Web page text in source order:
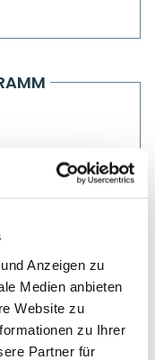
Anzeigen zu
Medien anbieten
Website zu
zu Ihrer
Partner für